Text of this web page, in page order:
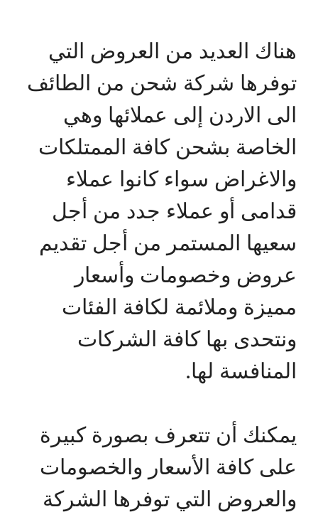
هناك العديد من العروض التي
توفرها شركة شحن من الطائف
الى الاردن إلى عملائها وهي
الخاصة بشحن كافة الممتلكات
والاغراض سواء كانوا عملاء
قدامى أو عملاء جدد من أجل
سعيها المستمر من أجل تقديم
عروض وخصومات وأسعار
مميزة وملائمة لكافة الفئات
ونتحدى بها كافة الشركات
المنافسة لها.
يمكنك أن تتعرف بصورة كبيرة
على كافة الأسعار والخصومات
والعروض التي توفرها الشركة